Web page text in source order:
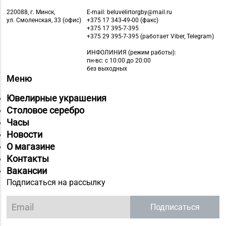
220088, г. Минск,
ул. Смоленская, 33 (офис)
E-mail: beluvelirtorgby@mail.ru
+375 17 343-49-00 (факс)
+375 17 395-7-395
+375 29 395-7-395 (работает Viber, Telegram)
ИНФОЛИНИЯ (режим работы):
пн-вс: с 10:00 до 20:00
без выходных
Меню
Ювелирные украшения
Столовое серебро
Часы
Новости
О магазине
Контакты
Вакансии
Подписаться на рассылку
Подписаться